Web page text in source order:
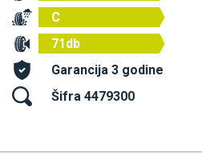
C
71db
Garancija 3 godine
Šifra 4479300